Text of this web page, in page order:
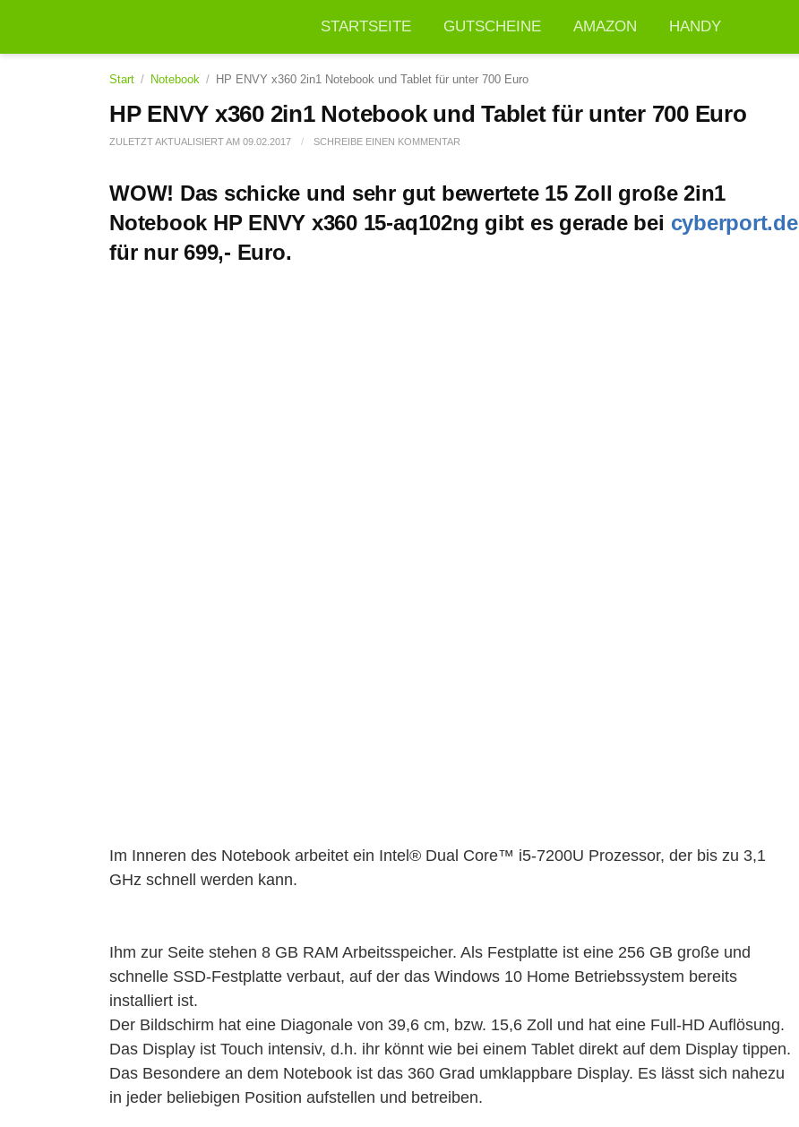
STARTSEITE GUTSCHEINE AMAZON HANDY
Start / Notebook / HP ENVY x360 2in1 Notebook und Tablet für unter 700 Euro
HP ENVY x360 2in1 Notebook und Tablet für unter 700 Euro
ZULETZT AKTUALISIERT AM 09.02.2017 / SCHREIBE EINEN KOMMENTAR
WOW! Das schicke und sehr gut bewertete 15 Zoll große 2in1
Notebook HP ENVY x360 15-aq102ng gibt es gerade bei cyberport.de
für nur 699,- Euro.
Im Inneren des Notebook arbeitet ein Intel® Dual Core™ i5-7200U Prozessor, der bis zu 3,1
GHz schnell werden kann.
Ihm zur Seite stehen 8 GB RAM Arbeitsspeicher. Als Festplatte ist eine 256 GB große und
schnelle SSD-Festplatte verbaut, auf der das Windows 10 Home Betriebssystem bereits
installiert ist.
Der Bildschirm hat eine Diagonale von 39,6 cm, bzw. 15,6 Zoll und hat eine Full-HD Auflösung.
Das Display ist Touch intensiv, d.h. ihr könnt wie bei einem Tablet direkt auf dem Display tippen.
Das Besondere an dem Notebook ist das 360 Grad umklappbare Display. Es lässt sich nahezu
in jeder beliebigen Position aufstellen und betreiben.